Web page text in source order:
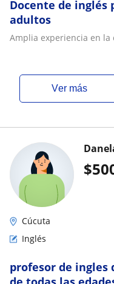
Docente de inglés
adultos
Amplia experiencia en
ver más
$
Cúcuta
Inglés
profesor de ingles